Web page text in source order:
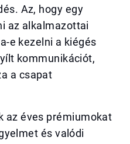
Az, hogy egy
az alkalmazottai
e kezelni a kiégés
kommunikációt,
a csapat
az éves prémiumokat
és valódi